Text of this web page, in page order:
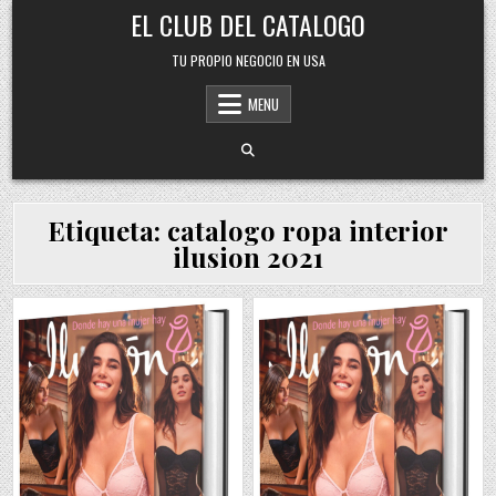
Skip
to
content
EL CLUB DEL CATALOGO
TU PROPIO NEGOCIO EN USA
MENU
Etiqueta: catalogo ropa interior
ilusion 2021
Posted
in
Posted
in